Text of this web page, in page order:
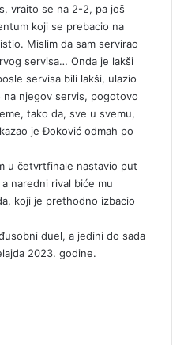
vraito se na 2-2, pa još
koji se prebacio na
Mislim da sam servirao
servisa… Onda je lakši
servisa bili lakši, ulazio
njegov servis, pogotovo
tako da, sve u svemu,
je Đoković odmah po
u četvrtfinale nastavio put
naredni rival biće mu
koji je prethodno izbacio
duel, a jedini do sada
2023. godine.